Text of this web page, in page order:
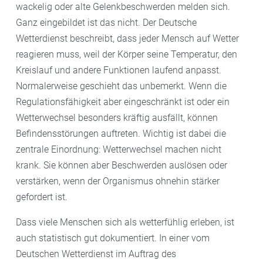
wackelig oder alte Gelenkbeschwerden melden sich.
Ganz eingebildet ist das nicht. Der Deutsche
Wetterdienst beschreibt, dass jeder Mensch auf Wetter
reagieren muss, weil der Körper seine Temperatur, den
Kreislauf und andere Funktionen laufend anpasst.
Normalerweise geschieht das unbemerkt. Wenn die
Regulationsfähigkeit aber eingeschränkt ist oder ein
Wetterwechsel besonders kräftig ausfällt, können
Befindensstörungen auftreten. Wichtig ist dabei die
zentrale Einordnung: Wetterwechsel machen nicht
krank. Sie können aber Beschwerden auslösen oder
verstärken, wenn der Organismus ohnehin stärker
gefordert ist.
Dass viele Menschen sich als wetterfühlig erleben, ist
auch statistisch gut dokumentiert. In einer vom
Deutschen Wetterdienst im Auftrag des